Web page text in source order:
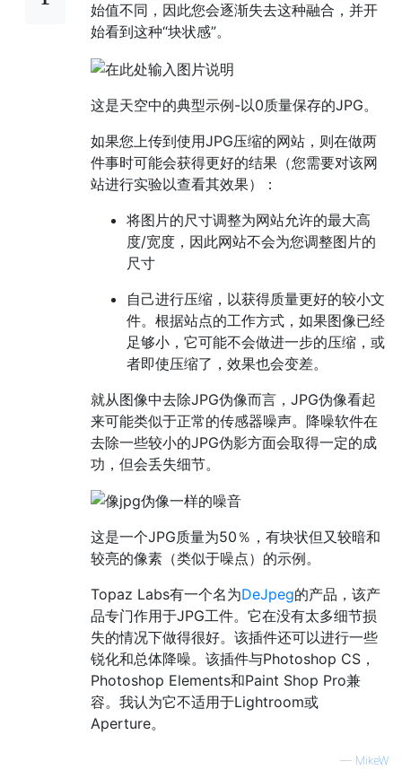
始值不同，因此您会逐渐失去这种融合，并开
始看到这种“块状感”。
这是天空中的典型示例-以0质量保存的JPG。
如果您上传到使用JPG压缩的网站，则在做两
件事时可能会获得更好的结果（您需要对该网
站进行实验以查看其效果）：
将图片的尺寸调整为网站允许的最大高
度/宽度，因此网站不会为您调整图片的
尺寸
自己进行压缩，以获得质量更好的较小文
件。根据站点的工作方式，如果图像已经
足够小，它可能不会做进一步的压缩，或
者即使压缩了，效果也会变差。
就从图像中去除JPG伪像而言，JPG伪像看起
来可能类似于正常的传感器噪声。降噪软件在
去除一些较小的JPG伪影方面会取得一定的成
功，但会丢失细节。
这是一个JPG质量为50％，有块状但又较暗和
较亮的像素（类似于噪点）的示例。
Topaz Labs有一个名为DeJpeg的产品，该产
品专门作用于JPG工件。它在没有太多细节损
失的情况下做得很好。该插件还可以进行一些
锐化和总体降噪。该插件与Photoshop CS，
Photoshop Elements和Paint Shop Pro兼
容。我认为它不适用于Lightroom或
Aperture。
— MikeW